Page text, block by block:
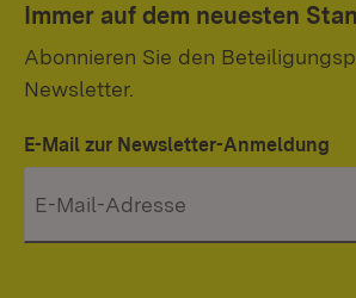
Immer auf dem neuesten
Abonnieren Sie den
Newsletter.
E-Mail zur Newsletter-Anmeldung